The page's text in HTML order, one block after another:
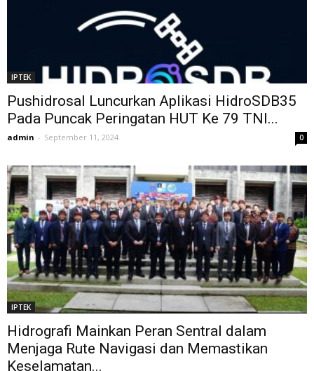
IPTEK
Pushidrosal Luncurkan Aplikasi HidroSDB35
Pada Puncak Peringatan HUT Ke 79 TNI...
admin - September 11, 2024 0
IPTEK
Hidrografi Mainkan Peran Sentral dalam
Menjaga Rute Navigasi dan Memastikan
Keselamatan...